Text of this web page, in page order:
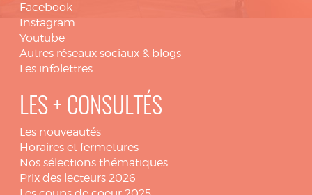
Facebook
Instagram
Youtube
Autres réseaux sociaux & blogs
Les infolettres
LES + CONSULTÉS
Les nouveautés
Horaires et fermetures
Nos sélections thématiques
Prix des lecteurs 2026